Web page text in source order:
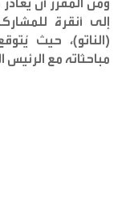
إلى أنقرة
(الناتو)، حيث
مباحثاته مع